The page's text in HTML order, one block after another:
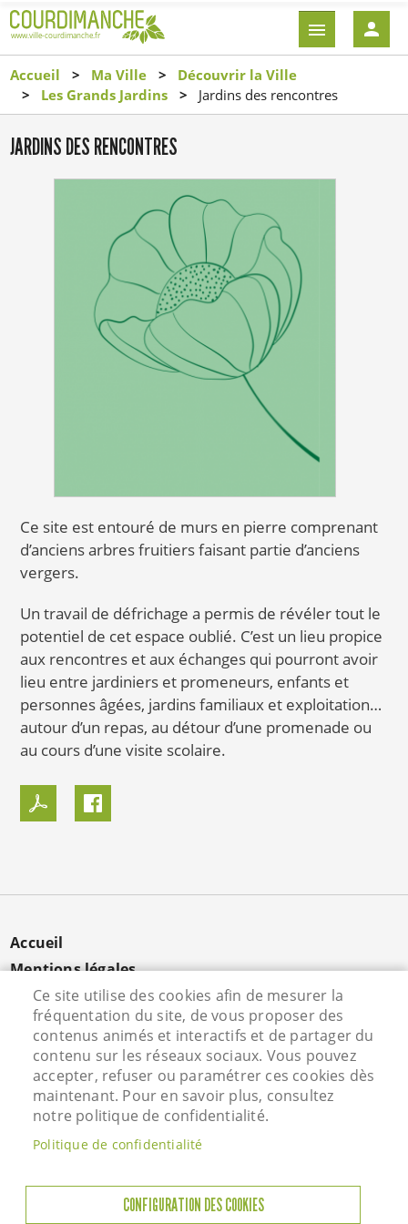
contenu
principal
EN-
TÊTE
Accueil Ma Ville
Découvrir la Ville
Les Grands Jardins
Jardins des rencontres
JARDINS DES RENCONTRES
Ce site est entouré de murs en pierre comprenant
d’anciens arbres fruitiers faisant partie d’anciens
vergers.
Un travail de défrichage a permis de révéler tout le
potentiel de cet espace oublié. C’est un lieu propice
aux rencontres et aux échanges qui pourront avoir
lieu entre jardiniers et promeneurs, enfants et
personnes âgées, jardins familiaux et exploitation…
autour d’un repas, au détour d’une promenade ou
au cours d’une visite scolaire.
MENU
PIED
PAGE
Accueil
Mentions légales
Données personnelles
Cookies
Contact
S'identifier
Hôtel de Ville - Rue Vieille Saint Martin - 95800
Courdimanche - Tél. 01 34 46 72 00
Horaires d'ouverture
Ce site utilise des cookies afin de mesurer la
fréquentation du site, de vous proposer des
contenus animés et interactifs et de partager du
contenu sur les réseaux sociaux. Vous pouvez
accepter, refuser ou paramétrer ces cookies dès
maintenant. Pour en savoir plus, consultez
notre politique de confidentialité.
Politique de confidentialité
CONFIGURATION DES COOKIES